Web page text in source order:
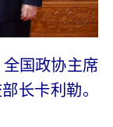
国政协主席
长卡利勒。